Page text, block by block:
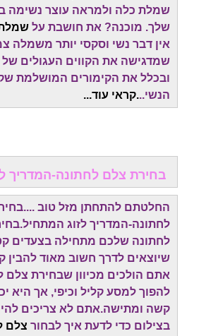
שמלת כלה ולמראה עוצר נשימה
שלך. מוכנה? את חושבת על
אין דבר נשי וסקסי יותר משמלה
שמדגישה את הקווים העגולים
ובכלל את הקימורים המושלמת
הנשי...קראי עוד...
בחירת צלם לחתונה-המדריך
החלטתם להתחתן מזל טוב
לחתונה-המדריך לזוג
לחתונה שלכם מתחילה בצעדים
שיוצאים לדרך חשוב מאוד
אתם הולכים מכיוון שבחירת צלם
להפוך למסע קליל וכיפי, אך היא
קשה ומתישה.אתם לא צריכים
בצילום כדי לדעת איך לבחור צלם